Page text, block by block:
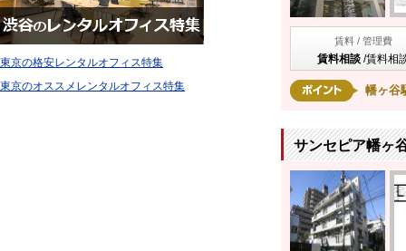
賃料 / 管理費
賃料相談 /賃料相
幡ヶ谷
サンセピア幡ヶ
東京の格安レンタルオフィス特集
東京のオススメレンタルオフィス特集